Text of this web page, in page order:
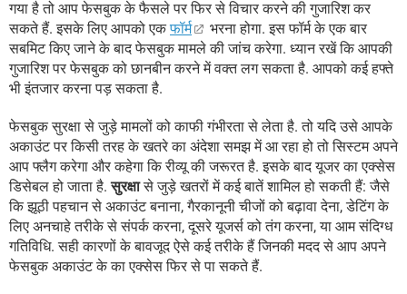
गया है तो आप फेसबुक के फैसले पर फिर से विचार करने की गुजारिश कर
सकते हैं. इसके लिए आपको एकफॉर्म
भरना होगा. इस फॉर्म के एक बार
सबमिट किए जाने के बाद फेसबुक मामले की जांच करेगा. ध्यान रखें कि आपकी
गुजारिश पर फेसबुक को छानबीन करने में वक्त लग सकता है. आपको कई हफ्ते
भी इंतजार करना पड़ सकता है.
फेसबुक सुरक्षा से जुड़े मामलों को काफी गंभीरता से लेता है. तो यदि उसे आपके
अकाउंट पर किसी तरह के खतरे का अंदेशा समझ में आ रहा हो तो सिस्टम अपने
आप फ्लैग करेगा और कहेगा कि रीव्यू की जरूरत है. इसके बाद यूजर का एक्सेस
डिसेबल हो जाता है.सुरक्षासे जुड़े खतरों में कई बातें शामिल हो सकती हैं: जैसे
कि झूठी पहचान से अकाउंट बनाना, गैरकानूनी चीजों को बढ़ावा देना, डेटिंग के
लिए अनचाहे तरीके से संपर्क करना, दूसरे यूजर्स को तंग करना, या आम संदिग्ध
गतिविधि. सही कारणों के बावजूद ऐसे कई तरीके हैं जिनकी मदद से आप अपने
फेसबुक अकाउंट के का एक्सेस फिर से पा सकते हैं.